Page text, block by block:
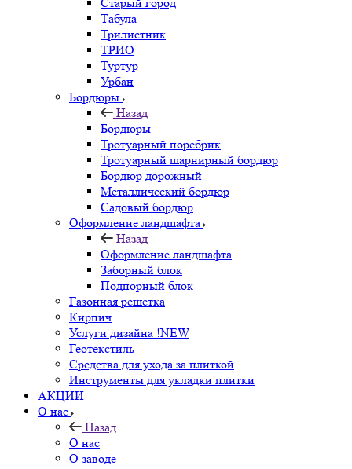
Табула
Трилистник
ТРИО
Туртур
Урбан
Бордюры
Назад
Бордюры
Тротуарный поребрик
Тротуарный шарнирный бордюр
Бордюр дорожный
Металлический бордюр
Садовый бордюр
Оформление ландшафта
Назад
Оформление ландшафта
Заборный блок
Подпорный блок
Газонная решетка
Кирпич
Услуги дизайна !NEW
Геотекстиль
Средства для ухода за плиткой
Инструменты для укладки плитки
АКЦИИ
О нас
Назад
О нас
О заводе